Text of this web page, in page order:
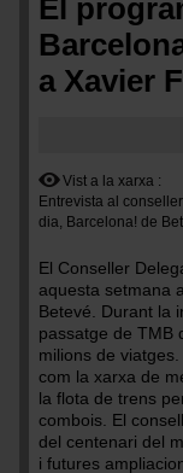
El
a Xavier
Vist a la xarxa
Entrevista al
dia, Barcelona! de
El Conseller
aquesta setmana
Betevé. Durant la
passatge de TMB
milions de
com la xarxa de
la flota de trens
combois. El
del centenari del
i futures